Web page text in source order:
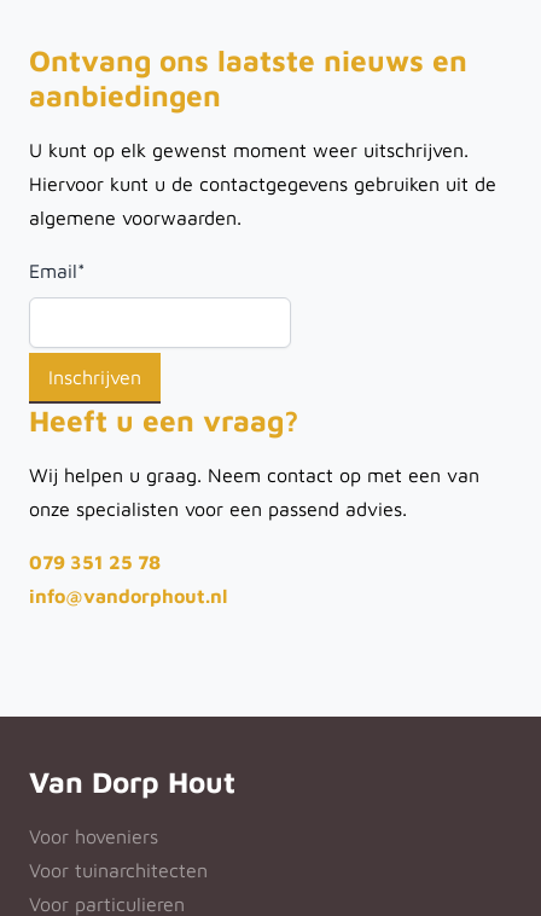
Ontvang ons laatste nieuws en
aanbiedingen
U kunt op elk gewenst moment weer uitschrijven.
Hiervoor kunt u de contactgegevens gebruiken uit de
algemene voorwaarden.
Email*
Heeft u een vraag?
Wij helpen u graag. Neem contact op met een van
onze specialisten voor een passend advies.
079 351 25 78
info@vandorphout.nl
Van Dorp Hout
Voor hoveniers
Voor tuinarchitecten
Voor particulieren